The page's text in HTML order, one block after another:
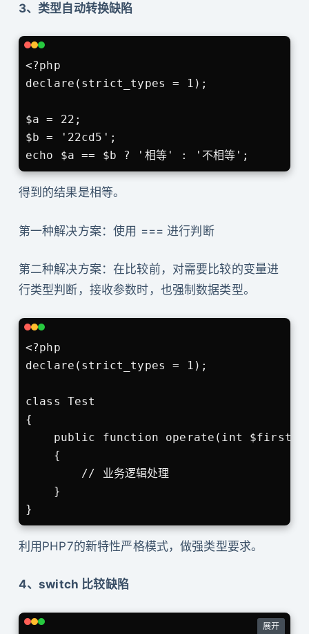
3、类型自动转换缺陷
<?php
declare(strict_types = 1);
$a = 22;
$b = '22cd5';
echo $a == $b ? '相等' : '不相等';
得到的结果是相等。
第一种解决方案：使用 === 进行判断
第二种解决方案：在比较前，对需要比较的变量进
行类型判断，接收参数时，也强制数据类型。
<?php
declare(strict_types = 1);
class Test
{
public function operate(int
    {
        // 业务逻辑处理
    }
}
利用PHP7的新特性严格模式，做强类型要求。
4、switch 比较缺陷
展开